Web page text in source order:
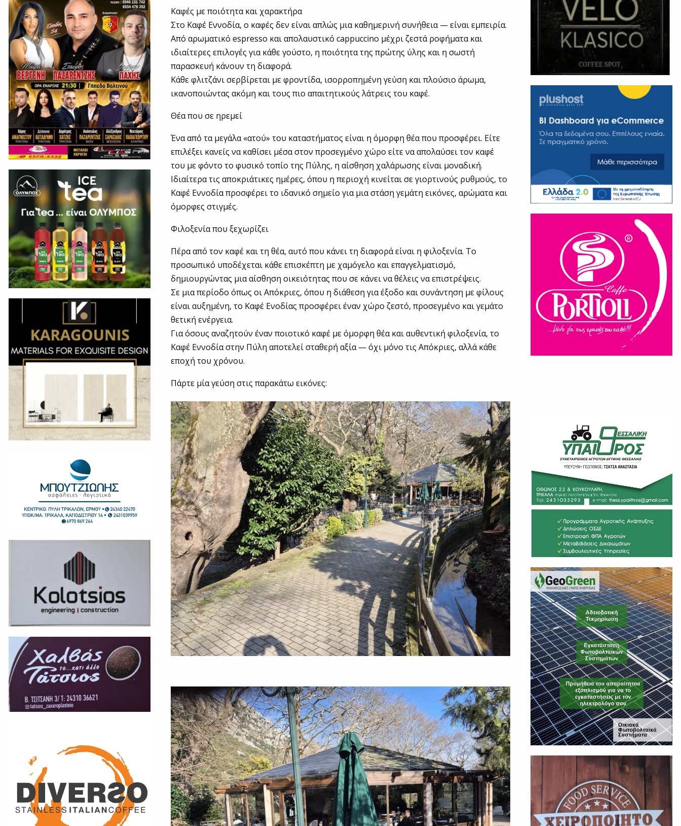
Καφές με ποιότητα και χαρακτήρα
Στο Καφέ Εννοδία, ο καφές δεν είναι απλώς μια καθημερινή συνήθεια — είναι εμπειρία.
Από αρωματικό espresso και απολαυστικό cappuccino μέχρι ζεστά ροφήματα και
ιδιαίτερες επιλογές για κάθε γούστο, η ποιότητα της πρώτης ύλης και η σωστή
παρασκευή κάνουν τη διαφορά.
Κάθε φλιτζάνι σερβίρεται με φροντίδα, ισορροπημένη γεύση και πλούσιο άρωμα,
ικανοποιώντας ακόμη και τους πιο απαιτητικούς λάτρεις του καφέ.
Θέα που σε ηρεμεί
Ένα από τα μεγάλα «ατού» του καταστήματος είναι η όμορφη θέα που προσφέρει. Είτε
επιλέξει κανείς να καθίσει μέσα στον προσεγμένο χώρο είτε να απολαύσει τον καφέ
του με φόντο το φυσικό τοπίο της Πύλης, η αίσθηση χαλάρωσης είναι μοναδική.
Ιδιαίτερα τις αποκριάτικες ημέρες, όπου η περιοχή κινείται σε γιορτινούς ρυθμούς, το
Καφέ Εννοδία προσφέρει το ιδανικό σημείο για μια στάση γεμάτη εικόνες, αρώματα και
όμορφες στιγμές.
Φιλοξενία που ξεχωρίζει
Πέρα από τον καφέ και τη θέα, αυτό που κάνει τη διαφορά είναι η φιλοξενία. Το
προσωπικό υποδέχεται κάθε επισκέπτη με χαμόγελο και επαγγελματισμό,
δημιουργώντας μια αίσθηση οικειότητας που σε κάνει να θέλεις να επιστρέψεις.
Σε μια περίοδο όπως οι Απόκριες, όπου η διάθεση για έξοδο και συνάντηση με φίλους
είναι αυξημένη, το Καφέ Ενοδίας προσφέρει έναν χώρο ζεστό, προσεγμένο και γεμάτο
θετική ενέργεια.
Για όσους αναζητούν έναν ποιοτικό καφέ με όμορφη θέα και αυθεντική φιλοξενία, το
Καφέ Εννοδία στην Πύλη αποτελεί σταθερή αξία — όχι μόνο τις Απόκριες, αλλά κάθε
εποχή του χρόνου.
Πάρτε μία γεύση στις παρακάτω εικόνες: